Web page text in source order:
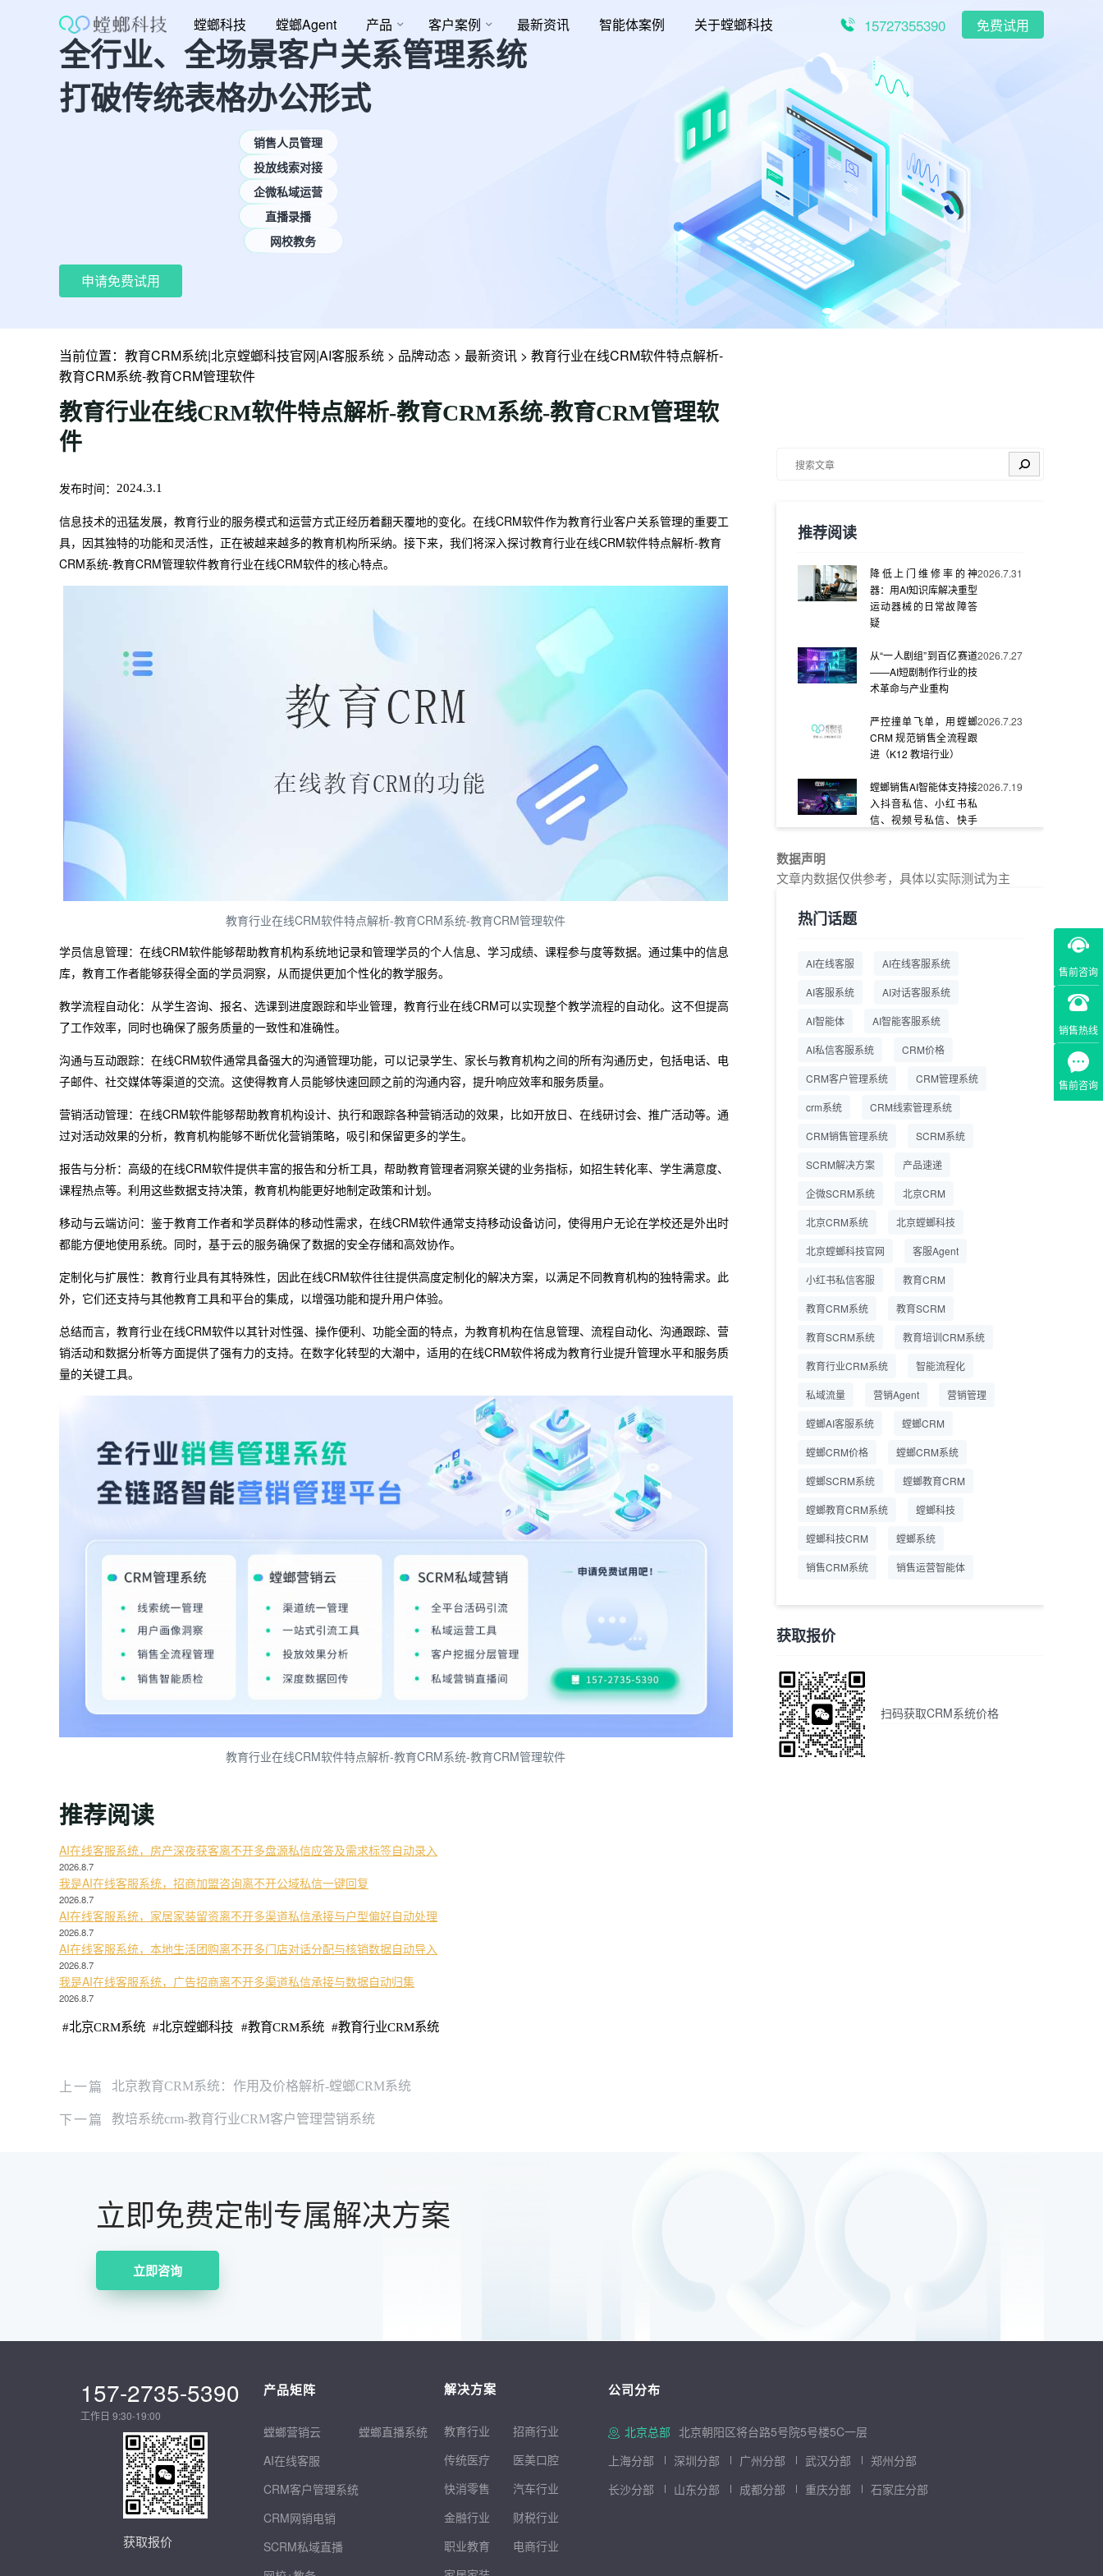
螳螂科技 螳螂Agent 产品 客户案例 最新资讯 智能体案例 关于螳螂科技 15727355390 免费试用
全行业、全场景客户关系管理系统
打破传统表格办公形式
销售人员管理
投放线索对接
企微私域运营
直播录播
网校教务
申请免费试用
售前咨询
销售热线
售前咨询
当前位置： 教育CRM系统|北京螳螂科技官网|AI客服系统 > 品牌动态 > 最新资讯 > 教育行业在线CRM软件特点解析-
教育CRM系统-教育CRM管理软件
教育行业在线CRM软件特点解析-教育CRM系统-教育CRM管理软
件
发布时间： 2024.3.1
信息技术的迅猛发展，教育行业的服务模式和运营方式正经历着翻天覆地的变化。在线CRM软件作为教育行业客户关系管理的重要工
具，因其独特的功能和灵活性，正在被越来越多的教育机构所采纳。接下来，我们将深入探讨教育行业在线CRM软件特点解析-教育
CRM系统-教育CRM管理软件教育行业在线CRM软件的核心特点。
教育行业在线CRM软件特点解析-教育CRM系统-教育CRM管理软件
学员信息管理：在线CRM软件能够帮助教育机构系统地记录和管理学员的个人信息、学习成绩、课程参与度等数据。通过集中的信息
库，教育工作者能够获得全面的学员洞察，从而提供更加个性化的教学服务。
教学流程自动化：从学生咨询、报名、选课到进度跟踪和毕业管理，教育行业在线CRM可以实现整个教学流程的自动化。这不但提高
了工作效率，同时也确保了服务质量的一致性和准确性。
沟通与互动跟踪：在线CRM软件通常具备强大的沟通管理功能，可以记录学生、家长与教育机构之间的所有沟通历史，包括电话、电
子邮件、社交媒体等渠道的交流。这使得教育人员能够快速回顾之前的沟通内容，提升响应效率和服务质量。
营销活动管理：在线CRM软件能够帮助教育机构设计、执行和跟踪各种营销活动的效果，比如开放日、在线研讨会、推广活动等。通
过对活动效果的分析，教育机构能够不断优化营销策略，吸引和保留更多的学生。
报告与分析：高级的在线CRM软件提供丰富的报告和分析工具，帮助教育管理者洞察关键的业务指标，如招生转化率、学生满意度、
课程热点等。利用这些数据支持决策，教育机构能更好地制定政策和计划。
移动与云端访问：鉴于教育工作者和学员群体的移动性需求，在线CRM软件通常支持移动设备访问，使得用户无论在学校还是外出时
都能方便地使用系统。同时，基于云的服务确保了数据的安全存储和高效协作。
定制化与扩展性：教育行业具有其特殊性，因此在线CRM软件往往提供高度定制化的解决方案，以满足不同教育机构的独特需求。此
外，它们还支持与其他教育工具和平台的集成，以增强功能和提升用户体验。
总结而言，教育行业在线CRM软件以其针对性强、操作便利、功能全面的特点，为教育机构在信息管理、流程自动化、沟通跟踪、营
销活动和数据分析等方面提供了强有力的支持。在数字化转型的大潮中，适用的在线CRM软件将成为教育行业提升管理水平和服务质
量的关键工具。
教育行业在线CRM软件特点解析-教育CRM系统-教育CRM管理软件
推荐阅读
AI在线客服系统，房产深夜获客离不开多盘源私信应答及需求标签自动录入
2026.8.7
我是AI在线客服系统，招商加盟咨询离不开公域私信一键回复
2026.8.7
AI在线客服系统，家居家装留资离不开多渠道私信承接与户型偏好自动处理
2026.8.7
AI在线客服系统，本地生活团购离不开多门店对话分配与核销数据自动导入
2026.8.7
我是AI在线客服系统，广告招商离不开多渠道私信承接与数据自动归集
2026.8.7
#北京CRM系统 #北京螳螂科技 #教育CRM系统 #教育行业CRM系统
搜索
推荐阅读
降低上门维修率的神
器：用AI知识库解决重型
运动器械的日常故障答
疑
2026.7.31
从“一人剧组”到百亿赛道
——AI短剧制作行业的技
术革命与产业重构
2026.7.27
严控撞单飞单，用螳螂
CRM 规范销售全流程跟
进（K12 教培行业）
2026.7.23
螳螂销售AI智能体支持接
入抖音私信、小红书私
信、视频号私信、快手
2026.7.19
螳螂系统专为K12/职业
交：螳螂科技销售AI智能
一站式SCRM系统企微
全流程
商用SCRM系统企微工
营成本
2026.7.14
企业微信 私域用户精细
螳螂教育CRM助力教培
机构精细化运营
数据声明
文章内数据仅供参考，具体以实际测试为主
热门话题
AI在线客服 AI在线客服系统
AI客服系统 AI对话客服系统
AI智能体 AI智能客服系统
AI私信客服系统 CRM价格
CRM客户管理系统 CRM管理系统
crm系统 CRM线索管理系统
CRM销售管理系统 SCRM系统
SCRM解决方案 产品速递
企微SCRM系统 北京CRM
北京CRM系统 北京螳螂科技
北京螳螂科技官网 客服Agent
小红书私信客服 教育CRM
教育CRM系统 教育SCRM
教育SCRM系统 教育培训CRM系统
教育行业CRM系统 智能流程化
私域流量 营销Agent 营销管理
螳螂AI客服系统 螳螂CRM
螳螂CRM价格 螳螂CRM系统
螳螂SCRM系统 螳螂教育CRM
螳螂教育CRM系统 螳螂科技
螳螂科技CRM 螳螂系统
销售CRM系统 销售运营智能体
获取报价
扫码获取CRM系统价格
上一篇 北京教育CRM系统：作用及价格解析-螳螂CRM系统
下一篇 教培系统crm-教育行业CRM客户管理营销系统
立即免费定制专属解决方案
立即咨询
157-2735-5390
工作日 9:30-19:00
获取报价
产品矩阵
螳螂营销云
AI在线客服
CRM客户管理系统
CRM网销电销
SCRM私域直播
螳螂直播系统
解决方案
教育行业 招商行业
传统医疗
医美口腔
快消零售
汽车行业
金融行业
财税行业
职业教育
电商行业
公司分布
北京总部 北京朝阳区将台路5号院5号楼5C一层
上海分部
深圳分部 广州分部 武汉分部
郑州分部
长沙分部
山东分部 成都分部 重庆分部 石家庄分部